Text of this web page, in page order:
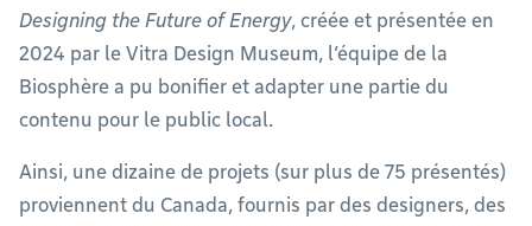
Designing the Future of Energy, créée et présentée en
2024 par le Vitra Design Museum, l’équipe de la
Biosphère a pu bonifier et adapter une partie du
contenu pour le public local.
Ainsi, une dizaine de projets (sur plus de 75 présentés)
proviennent du Canada, fournis par des designers, des